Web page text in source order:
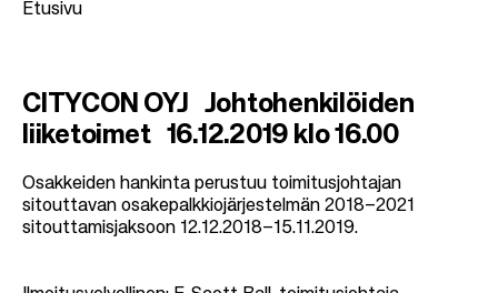
M
u
u
p
l
Etusivu
CITYCON OYJ Johtohenkilöiden
liiketoimet 16.12.2019 klo 16.00
Osakkeiden hankinta perustuu toimitusjohtajan
sitouttavan osakepalkkiojärjestelmän 2018­–2021
sitouttamisjaksoon 12.12.2018–15.11.2019.